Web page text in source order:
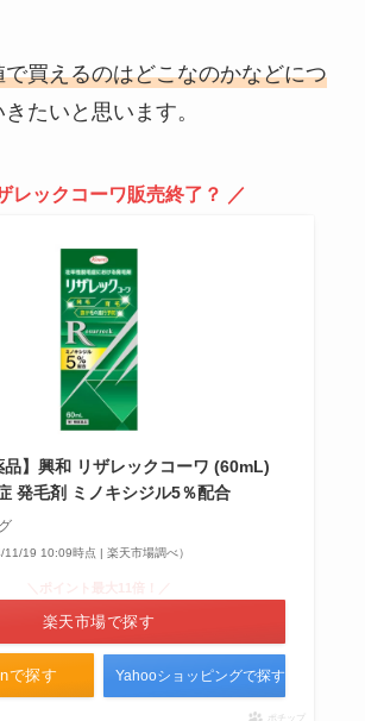
オナホはどこで買う？Amazon・
【パンテーン】ミセラーは販売終
了？理由は？amazonで買える？
リニューアル状況や口コミ調査
リアップx5プラスは販売中止？理
由は？楽天・アマゾンでも買えな
い？どこで買えるか徹底調査！
プリンターのインクはどこで買
ツルハ・ウエルシアなど販売店を
調査！
買えるのはどこなのかなどにつ
たいと思います。
レックコーワ販売終了？ ／
品】興和 リザレックコーワ (60mL)
発毛剤 ミノキシジル5％配合
11/19 10:09時点 | 楽天市場調べ）
で探す
楽天市場で探す
Yahooショッピングで探す
ポチップ